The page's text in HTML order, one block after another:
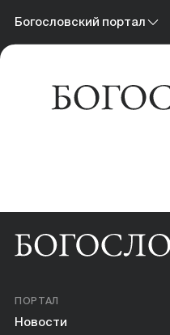
Богословский портал
Богословский портал
Научные
ПОРТАЛ
Новости